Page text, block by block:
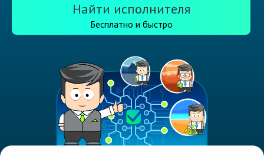
Найти исполнителя
Бесплатно и быстро